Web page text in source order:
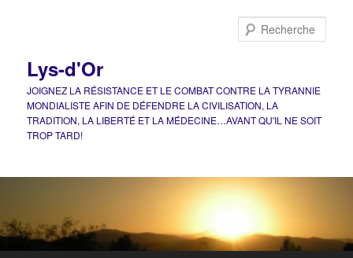
Lys-d'Or
JOIGNEZ LA RÉSISTANCE ET LE COMBAT CONTRE LA TYRANNIE
MONDIALISTE AFIN DE DÉFENDRE LA CIVILISATION, LA
TRADITION, LA LIBERTÉ ET LA MÉDECINE…AVANT QU'IL NE SOIT
TROP TARD!